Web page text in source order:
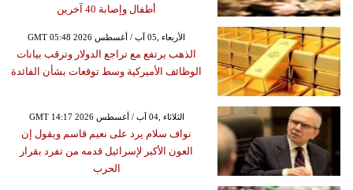
أطفال وإصابة 40 آخرين
GMT 05:48 2026 الأربعاء ,05 آب / أغسطس
الذهب يرتفع مع تراجع الدولار وترقب بيانات
الوظائف الأميركية وسط توقعات بشأن الفائدة
GMT 14:17 2026 الثلاثاء ,04 آب / أغسطس
نواف سلام يرد على نعيم قاسم ويقول إن
العون الأكبر لإسرائيل قدمه من تفرد بقرار
الحرب